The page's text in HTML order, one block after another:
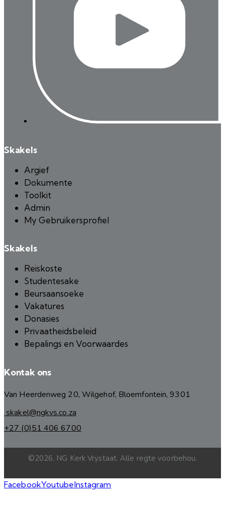
Skakels
Argief
Dokumente
Toolkit
Admin
My Gebruikersprofiel
Skakels
Reiskoste
Studentesake
Beursaansoeke
Vakatures
Donasies
Privaatheidsbeleid
Bepalings en Voorwaardes
Kontak ons
Van Heerdenweg 20, Wilgehof, Bloemfontein, 9301
skakel@ngkvs.co.za
+27 (0)51 406 6700
©2026. NG Kerk Vrystaat. Alle regte voorbehou.
FacebookYoutubeInstagram